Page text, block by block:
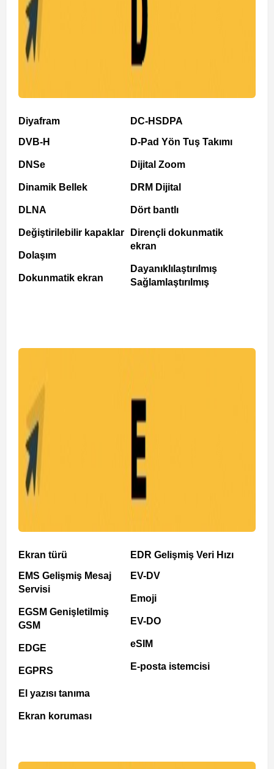
Diyafram
DVB-H
DNSe
Dinamik Bellek
DLNA
Değiştirilebilir kapaklar
Dolaşım
Dokunmatik ekran
DC-HSDPA
D-Pad Yön Tuş Takımı
Dijital Zoom
DRM Dijital
Dört bantlı
Dirençli dokunmatik
ekran
Dayanıklılaştırılmış
Sağlamlaştırılmış
Ekran türü
EMS Gelişmiş Mesaj
Servisi
EGSM Genişletilmiş
GSM
EDGE
EGPRS
El yazısı tanıma
Ekran koruması
EDR Gelişmiş Veri Hızı
EV-DV
Emoji
EV-DO
eSIM
E-posta istemcisi